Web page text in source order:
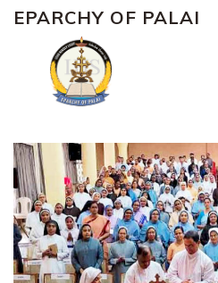
EPARCHY OF PALAI